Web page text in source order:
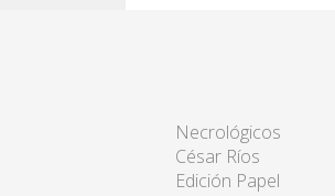
Necrológicos
César Ríos
Edición Papel